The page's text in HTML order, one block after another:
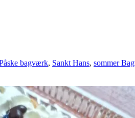
bagværk, Sankt Hans, sommer